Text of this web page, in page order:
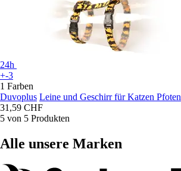
24h
+-3
1 Farben
Duvoplus Leine und Geschirr für Katzen Pfoten
31,59 CHF
5 von 5 Produkten
Alle unsere Marken